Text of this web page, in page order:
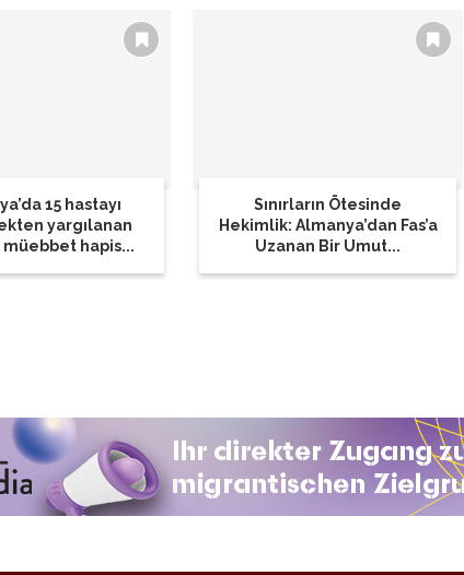
15 hastayı
yargılanan
hapis...
Sınırların Ötesinde
Hekimlik: Almanya’dan Fas’a
Uzanan Bir Umut...